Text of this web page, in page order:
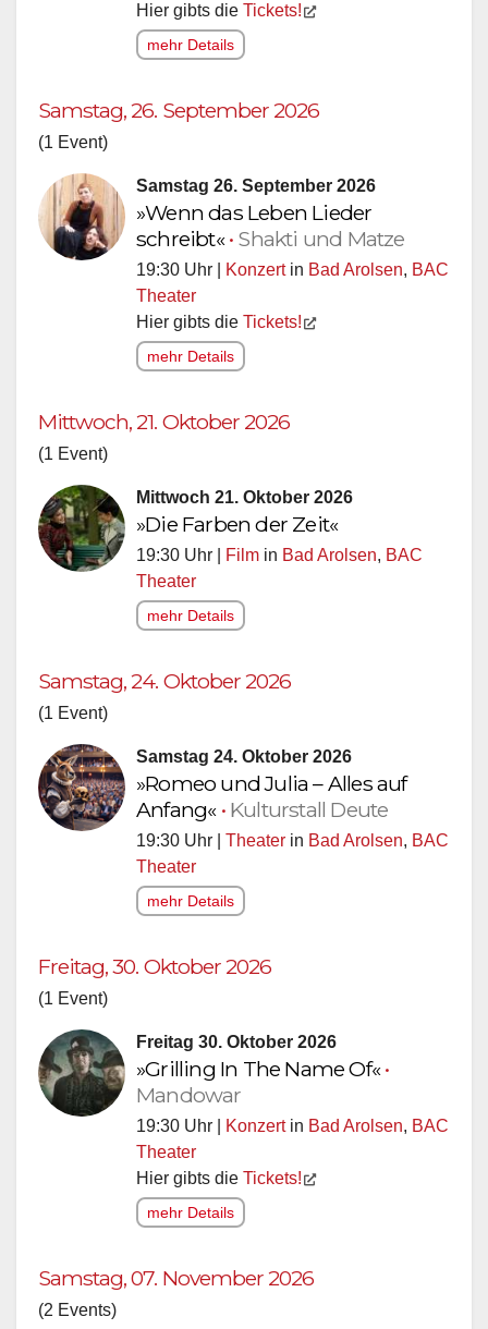
Hier gibts die Tickets!
mehr Details
Samstag, 26. September 2026
(1 Event)
Samstag 26. September 2026
»Wenn das Leben Lieder
schreibt«• Shakti und Matze
19:30 Uhr | Konzertin Bad Arolsen, BAC
Theater
Hier gibts die Tickets!
mehr Details
Mittwoch, 21. Oktober 2026
(1 Event)
Mittwoch 21. Oktober 2026
»Die Farben der Zeit«
19:30 Uhr | Film in Bad Arolsen, BAC
Theater
mehr Details
Samstag, 24. Oktober 2026
(1 Event)
Samstag 24. Oktober 2026
»Romeo und Julia – Alles auf
Anfang« • Kulturstall Deute
19:30 Uhr | Theater in Bad Arolsen, BAC
Theater
mehr Details
Freitag, 30. Oktober 2026
(1 Event)
Freitag 30. Oktober 2026
»Grilling In The Name Of«•
Mandowar
19:30 Uhr | Konzertin Bad Arolsen, BAC
Theater
Hier gibts die Tickets!
mehr Details
Samstag, 07. November 2026
(2 Events)